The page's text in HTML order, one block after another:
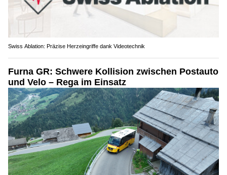
Swiss Ablation: Präzise Herzeingriffe dank Videotechnik
Furna GR: Schwere Kollision zwischen Postauto
und Velo – Rega im Einsatz